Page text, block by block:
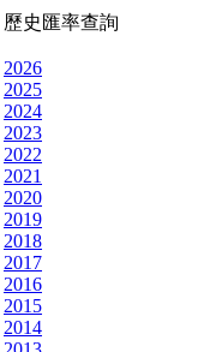
歷史匯率查詢
2026
2025
2024
2023
2022
2021
2020
2019
2018
2017
2016
2015
2014